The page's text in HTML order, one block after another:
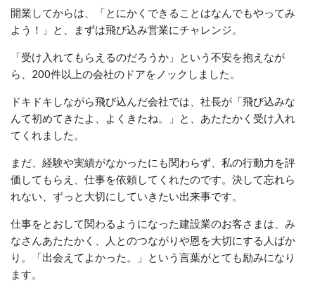
​開業してからは、「とにかくできることはなんでもやってみ
よう！」と、まずは飛び込み営業にチャレンジ。
「受け入れてもらえるのだろうか」という不安を抱えなが
ら、200件以上の会社のドアをノックしました。
ドキドキしながら飛び込んだ会社では、社長が「飛び込みな
んて初めてきたよ、よくきたね。」と、あたたかく受け入れ
てくれました。
まだ、経験や実績がなかったにも関わらず、私の行動力を評
価してもらえ、仕事を依頼してくれたのです。決して忘れら
れない、ずっと大切にしていきたい出来事です。
仕事をとおして関わるようになった建設業のお客さまは、み
なさんあたたかく、人とのつながりや恩を大切にする人ばか
り。「出会えてよかった。」という言葉がとても励みになり
ます。